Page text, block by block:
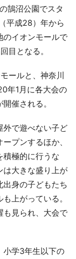
鵠沼公園でスタ
平成28）年から
のイオンモールで
目となる。
ールと、神奈川
年1月に各大会の
催される。
で遊べない子ど
プンするほか、
積極的に行うな
は大きな盛り上が
出身の子どもたち
上がっている。
も見られ、大会で
学3年生以下の